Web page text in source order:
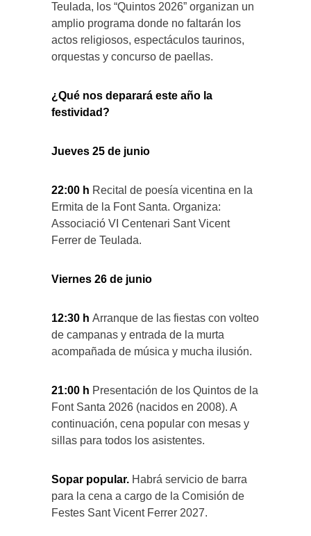
Teulada, los “Quintos 2026” organizan un
amplio programa donde no faltarán los
actos religiosos, espectáculos taurinos,
orquestas y concurso de paellas.
¿Qué nos deparará este año la
festividad?
Jueves 25 de junio
22:00 h Recital de poesía vicentina en la
Ermita de la Font Santa. Organiza:
Associació VI Centenari Sant Vicent
Ferrer de Teulada.
Viernes 26 de junio
12:30 h Arranque de las fiestas con volteo
de campanas y entrada de la murta
acompañada de música y mucha ilusión.
21:00 h Presentación de los Quintos de la
Font Santa 2026 (nacidos en 2008). A
continuación, cena popular con mesas y
sillas para todos los asistentes.
Sopar popular. Habrá servicio de barra
para la cena a cargo de la Comisión de
Festes Sant Vicent Ferrer 2027.